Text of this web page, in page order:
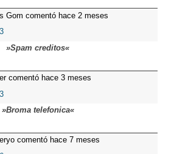
Gom comentó hace 2 meses
»Spam creditos«
comentó hace 3 meses
»Broma telefonica«
comentó hace 7 meses